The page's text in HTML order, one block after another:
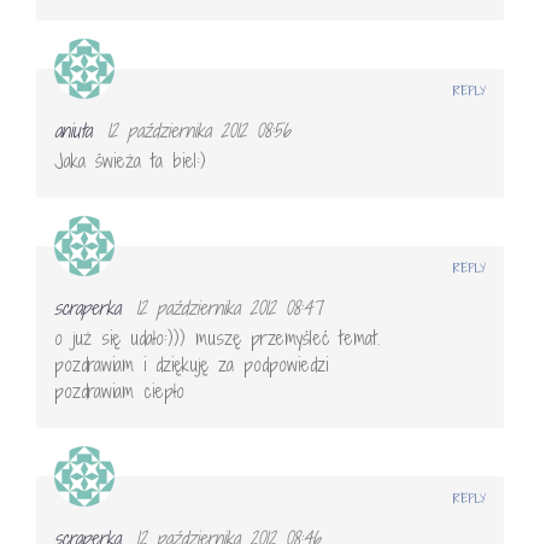
aniuta
12 października 2012 08:56
Jaka świeża ta biel:)
REPLY
scraperka
12 października 2012 08:47
o już się udało:))) muszę przemyśleć temat.
pozdrawiam i dziękuję za podpowiedzi
pozdrawiam ciepło
REPLY
scraperka
12 października 2012 08:46
REPLY